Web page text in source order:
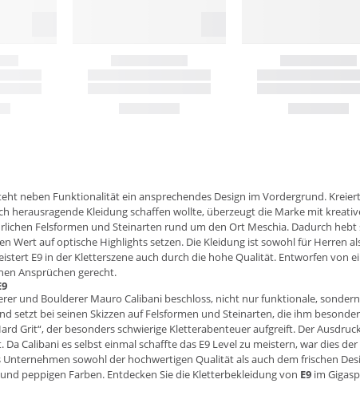
neben Funktionalität ein ansprechendes Design im Vordergrund.
herausragende Kleidung schaffen wollte, überzeugt die Marke mit
Felsformen und Steinarten rund um den Ort Meschia. Dadurch
Wert auf optische Highlights setzen. Die Kleidung ist sowohl für Herren
E9 in der Kletterszene auch durch die hohe Qualität. Entworfen von
Ansprüchen gerecht.
und Boulderer Mauro Calibani beschloss, nicht nur funktionale,
setzt bei seinen Skizzen auf Felsformen und Steinarten, die ihm
Grit“, der besonders schwierige Kletterabenteuer aufgreift. Der
Calibani es selbst einmal schaffte das E9 Level zu meistern, war dies
sowohl der hochwertigen Qualität als auch dem frischen
peppigen Farben. Entdecken Sie die Kletterbekleidung von E9 im